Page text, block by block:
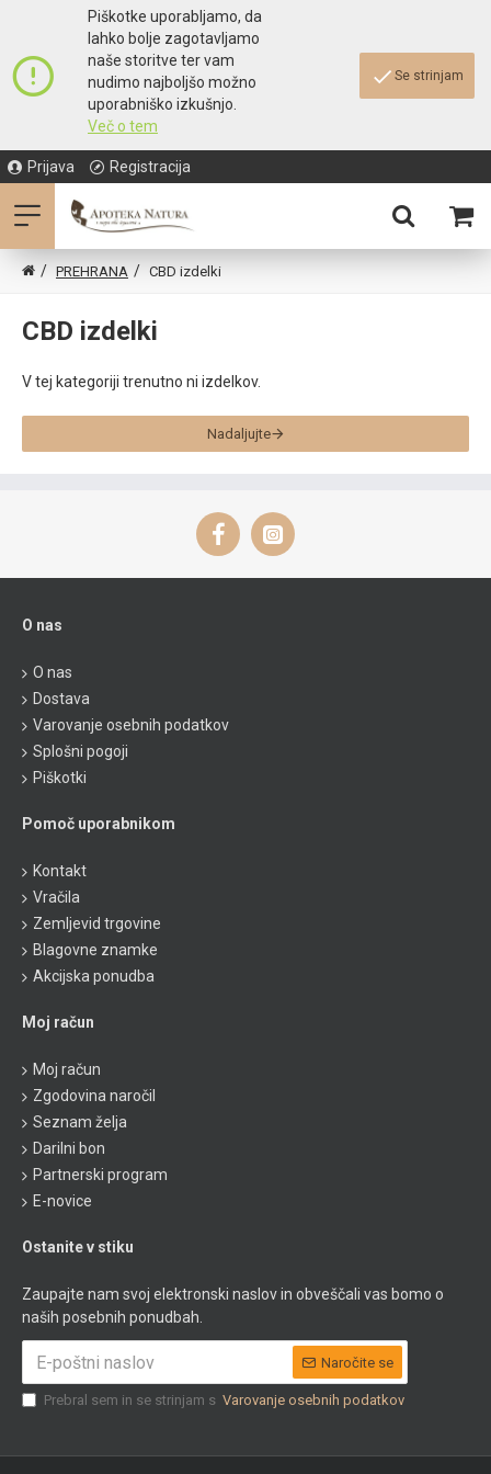
Piškotke uporabljamo, da
lahko bolje zagotavljamo
naše storitve ter vam
nudimo najboljšo možno
uporabniško izkušnjo.
Več o tem
Se strinjam
Prijava Registracija
PREHRANA CBD izdelki
CBD izdelki
V tej kategoriji trenutno ni izdelkov.
Nadaljujte
O nas
O nas
Dostava
Varovanje osebnih podatkov
Splošni pogoji
Piškotki
Pomoč uporabnikom
Kontakt
Vračila
Zemljevid trgovine
Blagovne znamke
Akcijska ponudba
Moj račun
Moj račun
Zgodovina naročil
Seznam želja
Darilni bon
Partnerski program
E-novice
Ostanite v stiku
Zaupajte nam svoj elektronski naslov in obveščali vas bomo o
naših posebnih ponudbah.
Naročite se
Prebral sem in se strinjam s Varovanje osebnih podatkov